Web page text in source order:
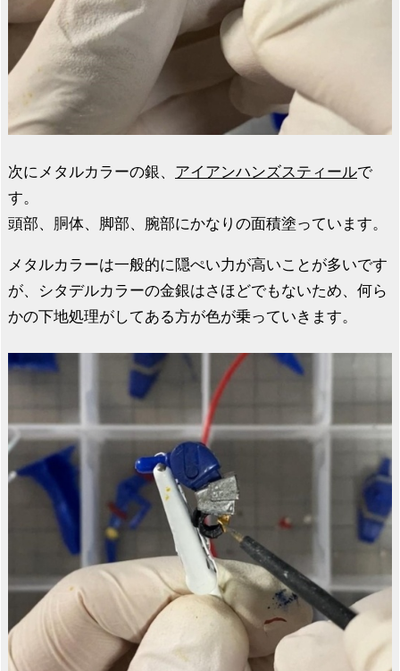
次にメタルカラーの銀、 アイアンハンズスティールで
す。
頭部、胴体、脚部、腕部にかなりの面積塗っています。
メタルカラーは一般的に隠ぺい力が高いことが多いです
が、シタデルカラーの金銀はさほどでもないため、何ら
かの下地処理がしてある方が色が乗っていきます。